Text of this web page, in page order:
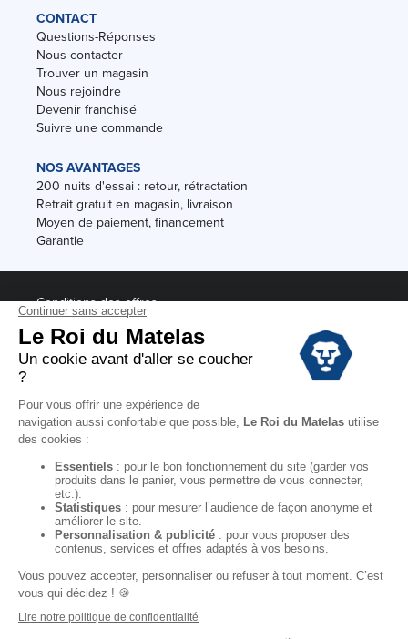
CONTACT
Questions-Réponses
Nous contacter
Trouver un magasin
Nous rejoindre
Devenir franchisé
Suivre une commande
NOS AVANTAGES
200 nuits d'essai : retour, rétractation
Retrait gratuit en magasin, livraison
Moyen de paiement, financement
Garantie
Conditions des offres
Black Friday
Destockage
Soldes
Conditions Générales de vente magasin
Conditions Générales de vente internet
Mentions Légales
Données personnelles
Codes promo Le Roi du Matelas
Copyright © 2022. All rights reserved.